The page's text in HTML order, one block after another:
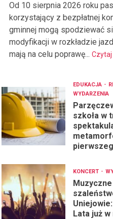
Od 10 sierpnia 2026 roku
korzystający z bezpłatnej
gminnej mogą spodziewać
modyfikacji w rozkładzie
mają na celu poprawę... Czytaj
EDUKACJA
WYDARZENIA
szkoła w
KONCERT
Muzyczne
Lata już